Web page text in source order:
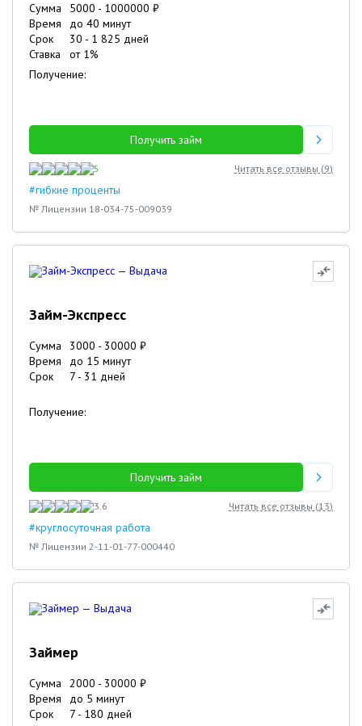
Сумма 5000 - 1000000 ₽
Время
до 40 минут
Срок
30 - 1 825 дней
Ставка
от 1%
Получение:
Получить займ
5 Читать все отзывы (9)
#гибкие проценты
№ Лицензии 18-034-75-009039
Займ-Экспресс
Сумма 3000 - 30000 ₽
Время
до 15 минут
Срок
7 - 31 дней
Получение:
Получить займ
3.6 Читать все отзывы (13)
#круглосуточная работа
№ Лицензии 2-11-01-77-000440
Займер
Сумма 2000 - 30000 ₽
Время
до 5 минут
Срок
7 - 180 дней